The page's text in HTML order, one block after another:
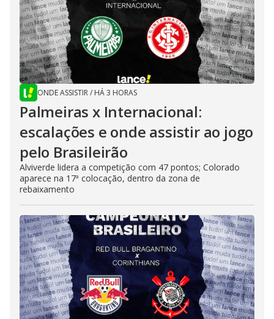
ONDE ASSISTIR/ HÁ 3 HORAS
Palmeiras x Internacional:
escalações e onde assistir ao jogo
pelo Brasileirão
Alviverde lidera a competição com 47 pontos; Colorado
aparece na 17ª colocação, dentro da zona de
rebaixamento